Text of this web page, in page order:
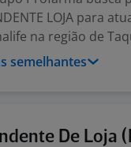
LOJA para
na região de
semelhantes
De Loja